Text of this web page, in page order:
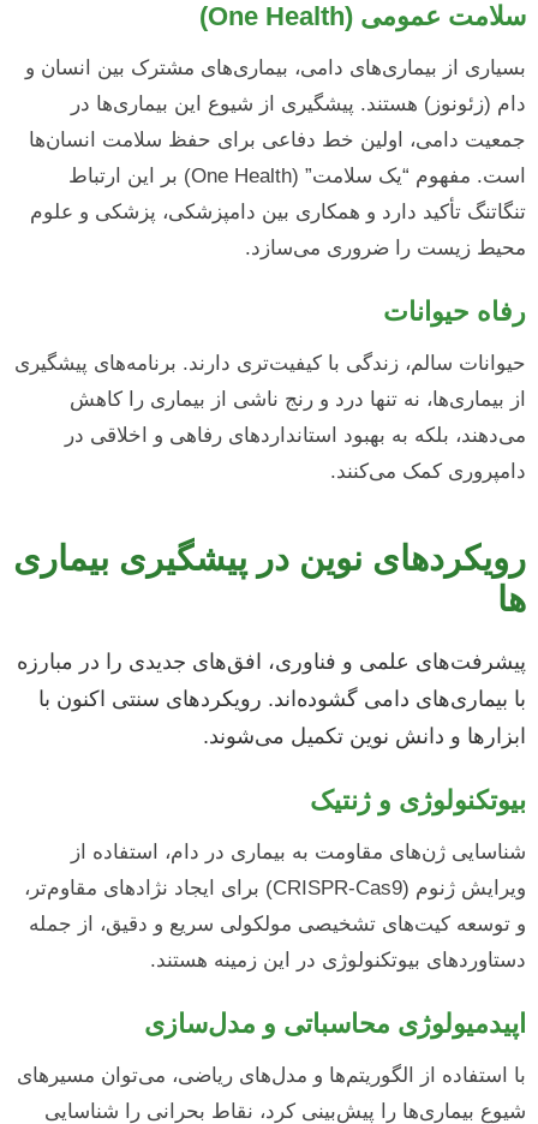
سلامت عمومی (One Health)
بسیاری از بیماری‌های دامی، بیماری‌های مشترک بین انسان و
دام (زئونوز) هستند. پیشگیری از شیوع این بیماری‌ها در
جمعیت دامی، اولین خط دفاعی برای حفظ سلامت انسان‌ها
است. مفهوم “یک سلامت” (One Health) بر این ارتباط
تنگاتنگ تأکید دارد و همکاری بین دامپزشکی، پزشکی و علوم
محیط زیست را ضروری می‌سازد.
رفاه حیوانات
حیوانات سالم، زندگی با کیفیت‌تری دارند. برنامه‌های پیشگیری
از بیماری‌ها، نه تنها درد و رنج ناشی از بیماری را کاهش
می‌دهند، بلکه به بهبود استانداردهای رفاهی و اخلاقی در
دامپروری کمک می‌کنند.
رویکردهای نوین در پیشگیری بیماری
ها
پیشرفت‌های علمی و فناوری، افق‌های جدیدی را در مبارزه
با بیماری‌های دامی گشوده‌اند. رویکردهای سنتی اکنون با
ابزارها و دانش نوین تکمیل می‌شوند.
بیوتکنولوژی و ژنتیک
شناسایی ژن‌های مقاومت به بیماری در دام، استفاده از
ویرایش ژنوم (CRISPR-Cas9) برای ایجاد نژادهای مقاوم‌تر،
و توسعه کیت‌های تشخیصی مولکولی سریع و دقیق، از جمله
دستاوردهای بیوتکنولوژی در این زمینه هستند.
اپیدمیولوژی محاسباتی و مدل‌سازی
با استفاده از الگوریتم‌ها و مدل‌های ریاضی، می‌توان مسیرهای
شیوع بیماری‌ها را پیش‌بینی کرد، نقاط بحرانی را شناسایی